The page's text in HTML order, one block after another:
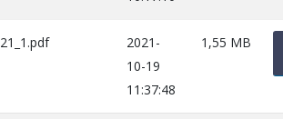
2021-
10-19
11:37:48
1,55 MB